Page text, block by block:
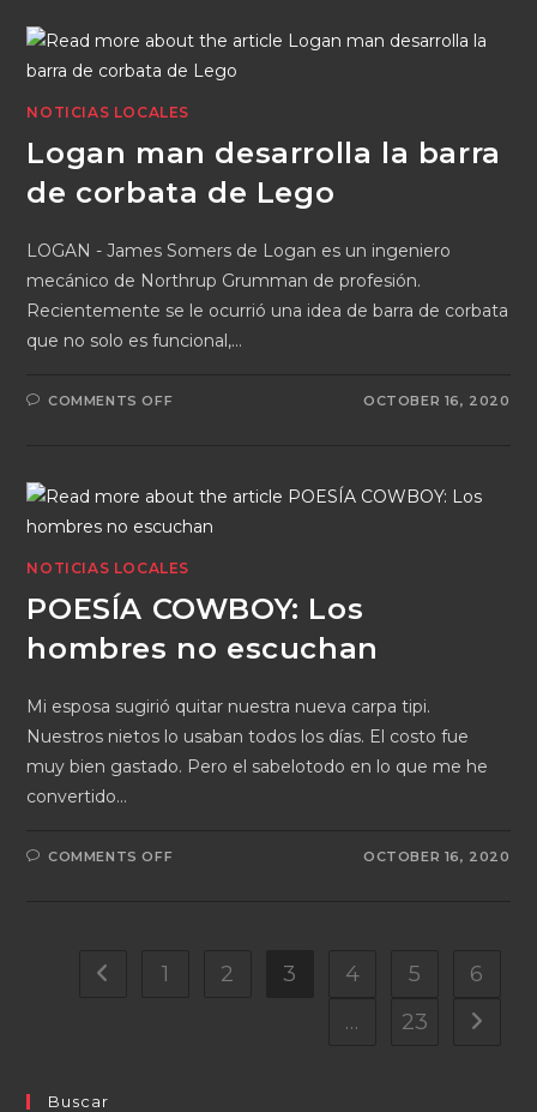
NOTICIAS LOCALES
Logan man desarrolla la barra
de corbata de Lego
LOGAN - James Somers de Logan es un ingeniero
mecánico de Northrup Grumman de profesión.
Recientemente se le ocurrió una idea de barra de corbata
que no solo es funcional,…
COMMENTS OFF OCTOBER 16, 2020
NOTICIAS LOCALES
POESÍA COWBOY: Los
hombres no escuchan
Mi esposa sugirió quitar nuestra nueva carpa tipi.
Nuestros nietos lo usaban todos los días. El costo fue
muy bien gastado. Pero el sabelotodo en lo que me he
convertido…
COMMENTS OFF OCTOBER 16, 2020
1 2 3 4 5
6
…
23
Buscar